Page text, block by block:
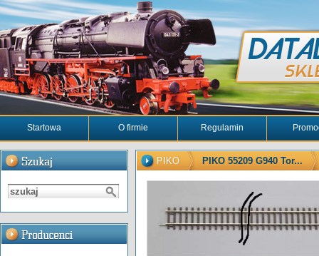
Startowa O firmie Regulamin
PIKO PIKO 55209 G940 Tor...